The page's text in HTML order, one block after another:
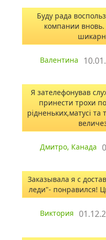
Буду рада
компании
Валентина
Я зателефонував
принести трохи
рідненьких,матусі та
Дмитро, Канада
Заказывала я с
леди"- понравился!
Виктория